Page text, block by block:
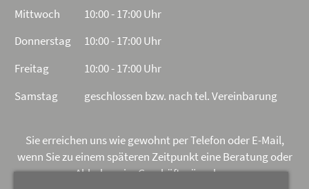
Mittwoch
10:00 - 17:00 Uhr
Donnerstag
10:00 - 17:00 Uhr
Freitag
10:00 - 17:00 Uhr
Samstag
geschlossen bzw. nach tel. Vereinbarung
Sie erreichen uns wie gewohnt per Telefon oder E-Mail,
wenn Sie zu einem späteren Zeitpunkt eine Beratung oder
Abholung im Geschäft wünschen.